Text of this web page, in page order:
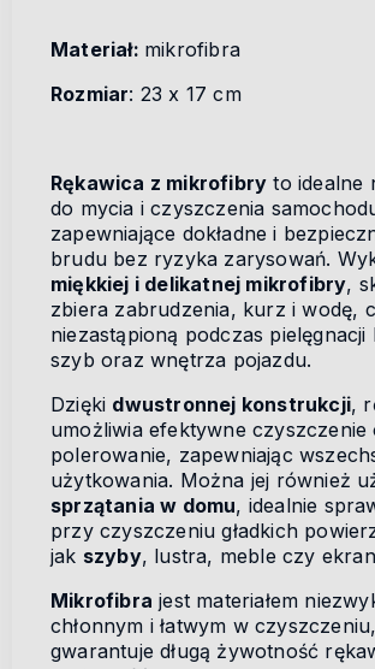
Materiał: mikrofibra
Rozmiar: 23 x 17 cm
Rękawica z mikrofibry to idealne
do mycia i czyszczenia
zapewniające dokładne i
brudu bez ryzyka zarysowań.
miękkiej i delikatnej mikrofibry,
zbiera zabrudzenia, kurz i wodę,
niezastąpioną podczas pielęgnacji
szyb oraz wnętrza pojazdu.
Dzięki dwustronnej konstrukcji,
umożliwia efektywne czyszczenie
polerowanie, zapewniając
użytkowania. Można jej również
sprzątania w domu, idealnie
przy czyszczeniu gładkich
jak szyby, lustra, meble czy
Mikrofibra jest materiałem
chłonnym i łatwym w
gwarantuje długą żywotność